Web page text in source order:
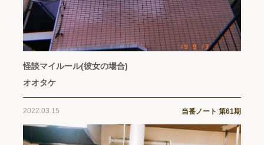
怪談マイルール(彼女の場合)
オオタケ
2022.03.15 当番ノート 第61期